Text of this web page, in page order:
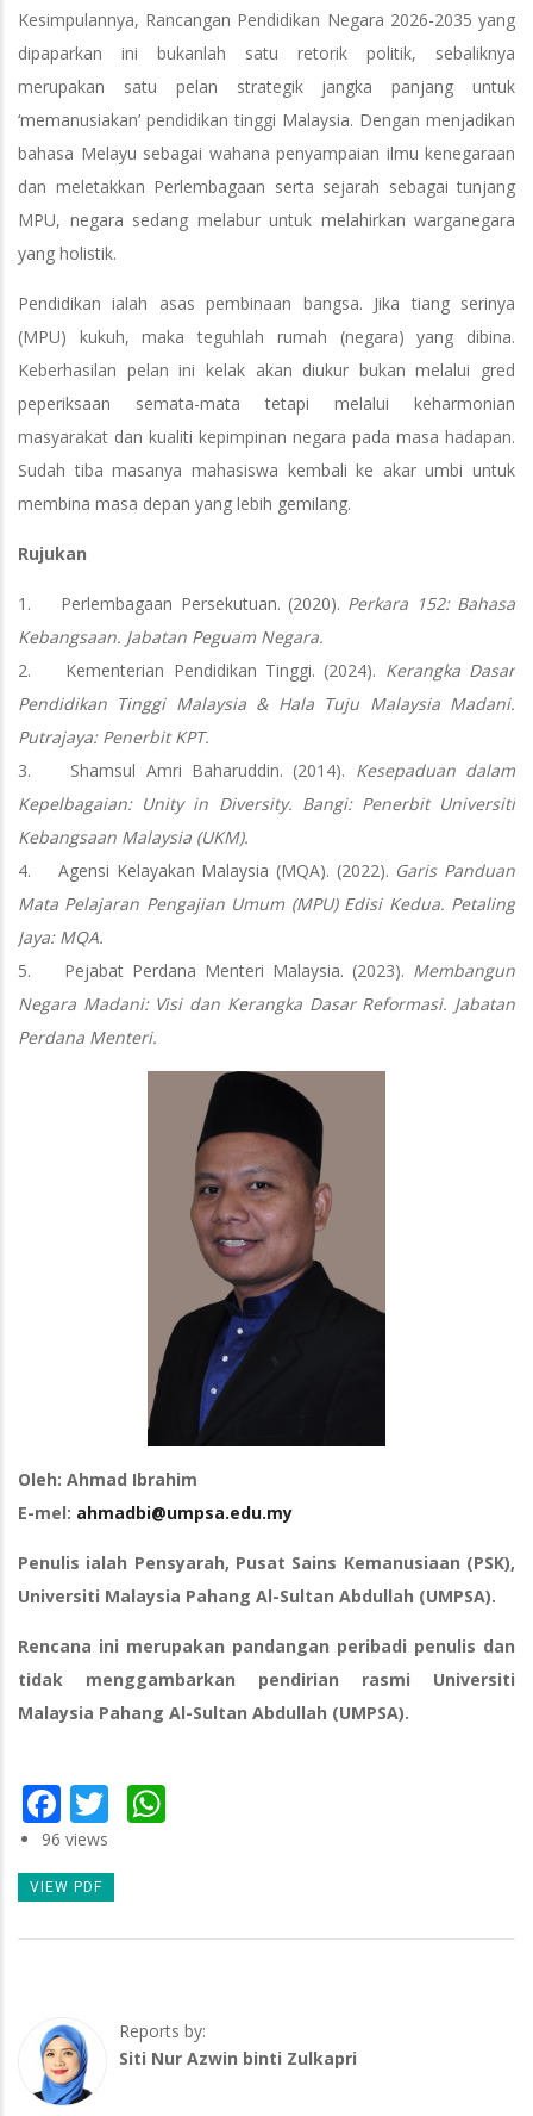
Kesimpulannya, Rancangan Pendidikan Negara 2026-2035 yang
dipaparkan ini bukanlah satu retorik politik, sebaliknya
merupakan satu pelan strategik jangka panjang untuk
‘memanusiakan’ pendidikan tinggi Malaysia. Dengan menjadikan
bahasa Melayu sebagai wahana penyampaian ilmu kenegaraan
dan meletakkan Perlembagaan serta sejarah sebagai tunjang
MPU, negara sedang melabur untuk melahirkan warganegara
yang holistik.
Pendidikan ialah asas pembinaan bangsa. Jika tiang serinya
(MPU) kukuh, maka teguhlah rumah (negara) yang dibina.
Keberhasilan pelan ini kelak akan diukur bukan melalui gred
peperiksaan semata-mata tetapi melalui keharmonian
masyarakat dan kualiti kepimpinan negara pada masa hadapan.
Sudah tiba masanya mahasiswa kembali ke akar umbi untuk
membina masa depan yang lebih gemilang.
Rujukan
1. Perlembagaan Persekutuan. (2020). Perkara 152: Bahasa
Kebangsaan. Jabatan Peguam Negara.
2. Kementerian Pendidikan Tinggi. (2024). Kerangka Dasar
Pendidikan Tinggi Malaysia & Hala Tuju Malaysia Madani.
Putrajaya: Penerbit KPT.
3. Shamsul Amri Baharuddin. (2014). Kesepaduan dalam
Kepelbagaian: Unity in Diversity. Bangi: Penerbit Universiti
Kebangsaan Malaysia (UKM).
4. Agensi Kelayakan Malaysia (MQA). (2022). Garis Panduan
Mata Pelajaran Pengajian Umum (MPU) Edisi Kedua. Petaling
Jaya: MQA.
5. Pejabat Perdana Menteri Malaysia. (2023). Membangun
Negara Madani: Visi dan Kerangka Dasar Reformasi. Jabatan
Perdana Menteri.
Oleh: Ahmad Ibrahim
E-mel: ahmadbi@umpsa.edu.my
Penulis ialah Pensyarah, Pusat Sains Kemanusiaan (PSK),
Universiti Malaysia Pahang Al-Sultan Abdullah (UMPSA).
Rencana ini merupakan pandangan peribadi penulis dan
tidak menggambarkan pendirian rasmi Universiti
Malaysia Pahang Al-Sultan Abdullah (UMPSA).
Facebook
Twitter
96 views
VIEW PDF
Reports by:
Siti Nur Azwin binti Zulkapri